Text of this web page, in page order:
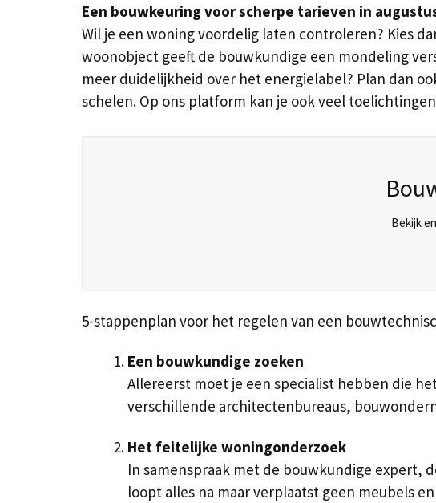
Een bouwkeuring voor scherpe tarieven in
Wil je een woning voordelig laten controleren? Kies
woonobject geeft de bouwkundige een mondeling
meer duidelijkheid over het energielabel? Plan dan
schelen. Op ons platform kan je ook veel
Bekijk
5-stappenplan voor het regelen van een
Een bouwkundige zoeken
Allereerst moet je een specialist hebben die
verschillende architectenbureaus,
Het feitelijke woningonderzoek
In samenspraak met de bouwkundige expert,
loopt alles na maar verplaatst geen meubels